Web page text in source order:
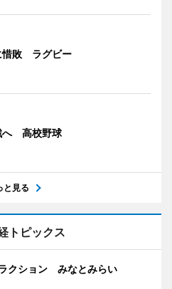
惜敗 ラグビー
へ 高校野球
と見る
トピックス
クション みなとみらい